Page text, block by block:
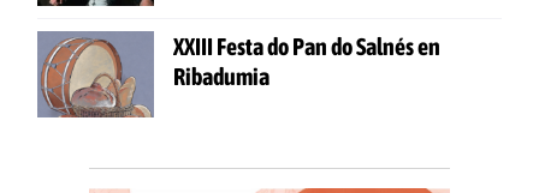
XXIII Festa do Pan do Salnés en
Ribadumia